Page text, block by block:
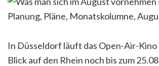
In Düsseldorf läuft das Open-Air-
Blick auf den Rhein noch bis zum